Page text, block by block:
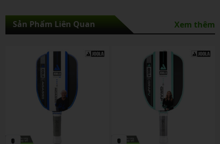
Sản Phẩm Liên Quan Xem thêm